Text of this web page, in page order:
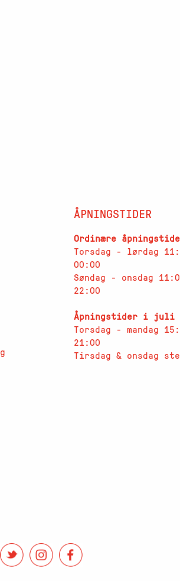
ÅPNINGSTIDER
Ordinære
Torsdag - lørdag
00:00
Søndag - onsdag
22:00
Åpningstider i juli
Torsdag - mandag
21:00
Tirsdag & onsdag